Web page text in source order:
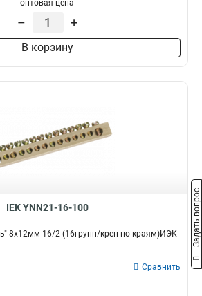
оптовая цена
– +
В корзину
IEK YNN21-16-100
8х12мм 16/2 (16групп/креп по краям)ИЭК
Сравнить
Задать вопрос